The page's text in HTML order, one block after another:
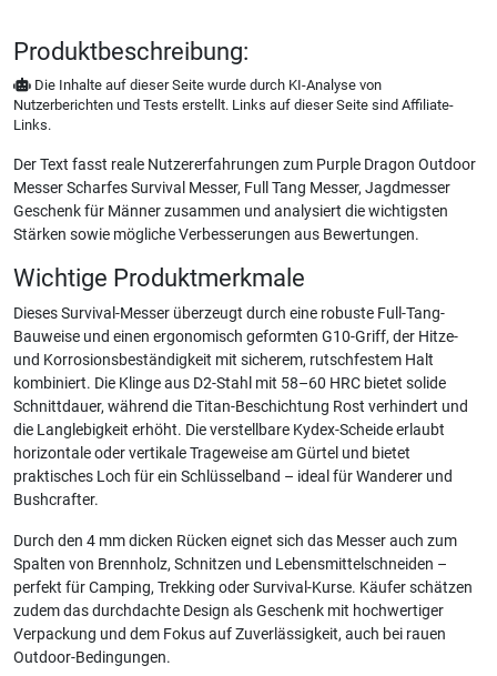
Produktbeschreibung:
Die Inhalte auf dieser Seite wurde durch KI-Analyse von
Nutzerberichten und Tests erstellt. Links auf dieser Seite sind Affiliate-
Links.
Der Text fasst reale Nutzererfahrungen zum Purple Dragon Outdoor
Messer Scharfes Survival Messer, Full Tang Messer, Jagdmesser
Geschenk für Männer zusammen und analysiert die wichtigsten
Stärken sowie mögliche Verbesserungen aus Bewertungen.
Wichtige Produktmerkmale
Dieses Survival-Messer überzeugt durch eine robuste Full-Tang-
Bauweise und einen ergonomisch geformten G10-Griff, der Hitze-
und Korrosionsbeständigkeit mit sicherem, rutschfestem Halt
kombiniert. Die Klinge aus D2-Stahl mit 58–60 HRC bietet solide
Schnittdauer, während die Titan-Beschichtung Rost verhindert und
die Langlebigkeit erhöht. Die verstellbare Kydex-Scheide erlaubt
horizontale oder vertikale Trageweise am Gürtel und bietet
praktisches Loch für ein Schlüsselband – ideal für Wanderer und
Bushcrafter.
Durch den 4 mm dicken Rücken eignet sich das Messer auch zum
Spalten von Brennholz, Schnitzen und Lebensmittelschneiden –
perfekt für Camping, Trekking oder Survival-Kurse. Käufer schätzen
zudem das durchdachte Design als Geschenk mit hochwertiger
Verpackung und dem Fokus auf Zuverlässigkeit, auch bei rauen
Outdoor-Bedingungen.